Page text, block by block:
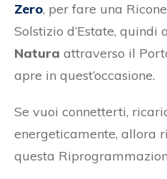
Zero, per fare una
Solstizio d’Estate, quindi
Natura attraverso il
apre in quest’occasione.
Se vuoi connetterti, r
energeticamente, allora
questa